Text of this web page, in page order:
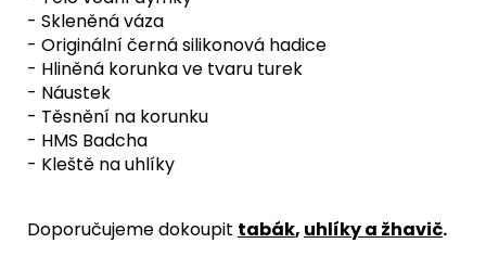
- Skleněná váza
- Originální černá silikonová hadice
- Hliněná korunka ve tvaru turek
- Náustek
- Těsnění na korunku
- HMS Badcha
- Kleště na uhlíky
Doporučujeme dokoupit tabák, uhlíky a žhavič.